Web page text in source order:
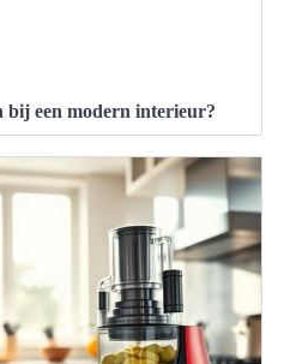
bij een modern interieur?